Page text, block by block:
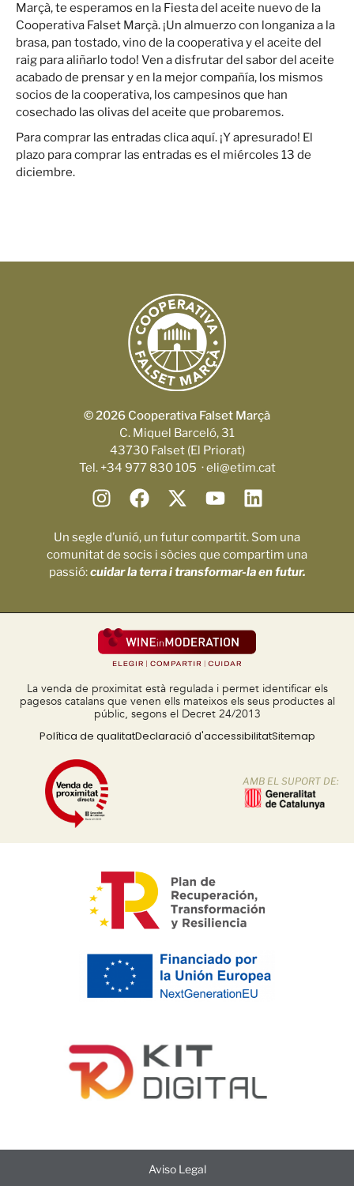
Marçà, te esperamos en la Fiesta del aceite nuevo de la
Cooperativa Falset Marçà. ¡Un almuerzo con longaniza a la
brasa, pan tostado, vino de la cooperativa y el aceite del
raig para aliñarlo todo! Ven a disfrutar del sabor del aceite
acabado de prensar y en la mejor compañía, los mismos
socios de la cooperativa, los campesinos que han
cosechado las olivas del aceite que probaremos.
Para comprar las entradas clica aquí. ¡Y apresurado! El
plazo para comprar las entradas es el miércoles 13 de
diciembre.
© 2026 Cooperativa Falset Marçà
C. Miquel Barceló, 31
43730 Falset (El Priorat)
Tel. +34 977 830 105 · eli@etim.cat
Un segle d’unió, un futur compartit. Som una
comunitat de socis i sòcies que compartim una
passió:cuidar la terra i transformar-la en futur.
La venda de proximitat està regulada i permet identificar els
pagesos catalans que venen ells mateixos els seus productes al
públic, segons el Decret 24/2013
Política de qualitatDeclaració d'accessibilitatSitemap
AMB EL SUPORT DE:
Aviso Legal